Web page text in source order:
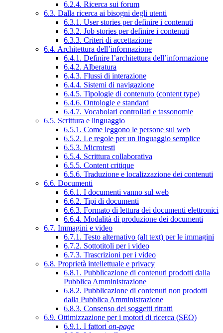
6.2.4. Ricerca sui forum
6.3. Dalla ricerca ai bisogni degli utenti
6.3.1. User stories per definire i contenuti
6.3.2. Job stories per definire i contenuti
6.3.3. Criteri di accettazione
6.4. Architettura dell’informazione
6.4.1. Definire l’architettura dell’informazione
6.4.2. Alberatura
6.4.3. Flussi di interazione
6.4.4. Sistemi di navigazione
6.4.5. Tipologie di contenuto (content type)
6.4.6. Ontologie e standard
6.4.7. Vocabolari controllati e tassonomie
6.5. Scrittura e linguaggio
6.5.1. Come leggono le persone sul web
6.5.2. Le regole per un linguaggio semplice
6.5.3. Microtesti
6.5.4. Scrittura collaborativa
6.5.5. Content critique
6.5.6. Traduzione e localizzazione dei contenuti
6.6. Documenti
6.6.1. I documenti vanno sul web
6.6.2. Tipi di documenti
6.6.3. Formato di lettura dei documenti elettronici
6.6.4. Modalità di produzione dei documenti
6.7. Immagini e video
6.7.1. Testo alternativo (alt text) per le immagini
6.7.2. Sottotitoli per i video
6.7.3. Trascrizioni per i video
6.8. Proprietà intellettuale e privacy
6.8.1. Pubblicazione di contenuti prodotti dalla
Pubblica Amministrazione
6.8.2. Pubblicazione di contenuti non prodotti
dalla Pubblica Amministrazione
6.8.3. Consenso dei soggetti ritratti
6.9. Ottimizzazione per i motori di ricerca (SEO)
6.9.1. I fattori on-page